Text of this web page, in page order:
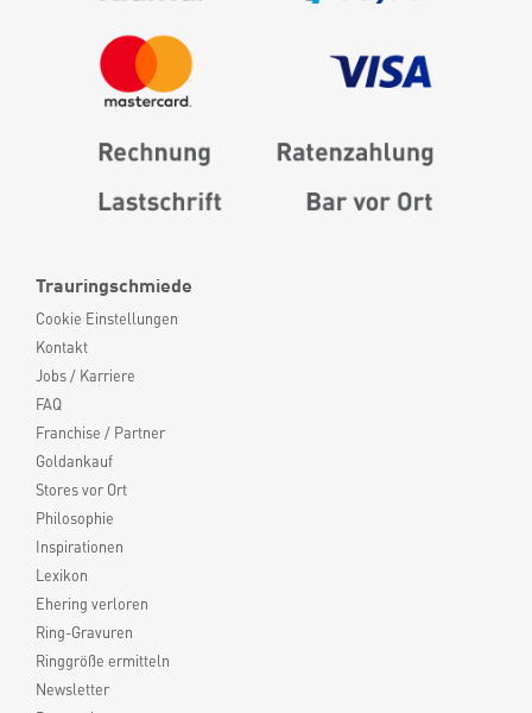
Trauringschmiede
Cookie Einstellungen
Kontakt
Jobs / Karriere
FAQ
Franchise / Partner
Goldankauf
Stores vor Ort
Philosophie
Inspirationen
Lexikon
Ehering verloren
Ring-Gravuren
Ringgröße ermitteln
Newsletter